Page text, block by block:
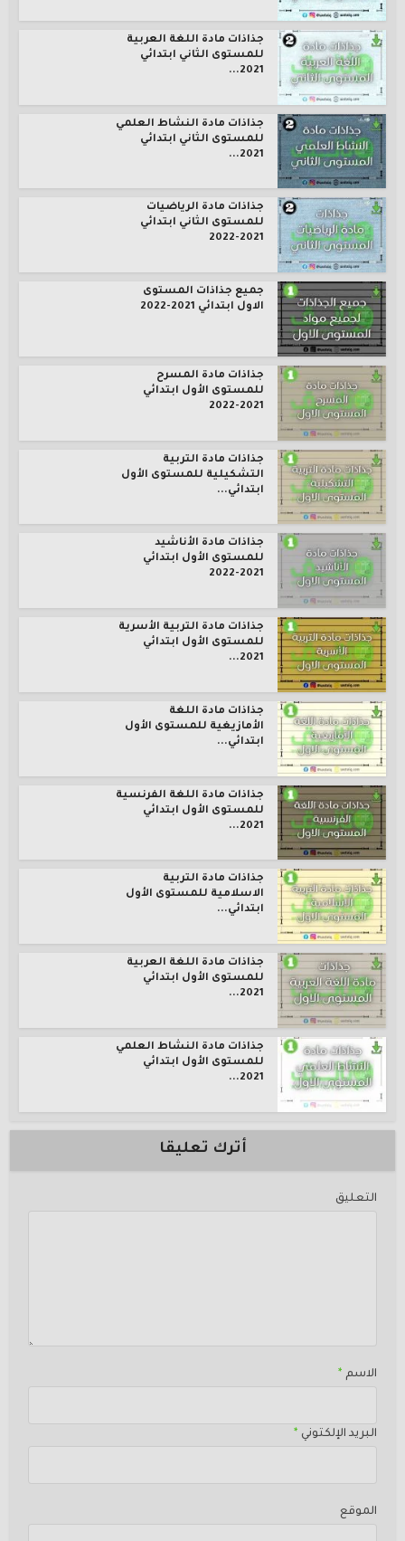
جذاذات مادة اللغة العربية
للمستوى الثاني ابتدائي
2021...
جذاذات مادة النشاط العلمي
للمستوى الثاني ابتدائي
2021...
جذاذات مادة الرياضيات
للمستوى الثاني ابتدائي
2021-2022
جميع جذاذات المستوى
الاول ابتدائي 2021-2022
جذاذات مادة المسرح
للمستوى الأول ابتدائي
2021-2022
جذاذات مادة التربية
التشكيلية للمستوى الأول
ابتدائي...
جذاذات مادة الأناشيد
للمستوى الأول ابتدائي
2021-2022
جذاذات مادة التربية الأسرية
للمستوى الأول ابتدائي
2021...
جذاذات مادة اللغة
الأمازيغية للمستوى الأول
ابتدائي...
جذاذات مادة اللغة الفرنسية
للمستوى الأول ابتدائي
2021...
جذاذات مادة التربية
الاسلامية للمستوى الأول
ابتدائي...
جذاذات مادة اللغة العربية
للمستوى الأول ابتدائي
2021...
جذاذات مادة النشاط العلمي
للمستوى الأول ابتدائي
2021...
أترك تعليقا
التعليق
الاسم *
البريد الإلكتوني *
الموقع